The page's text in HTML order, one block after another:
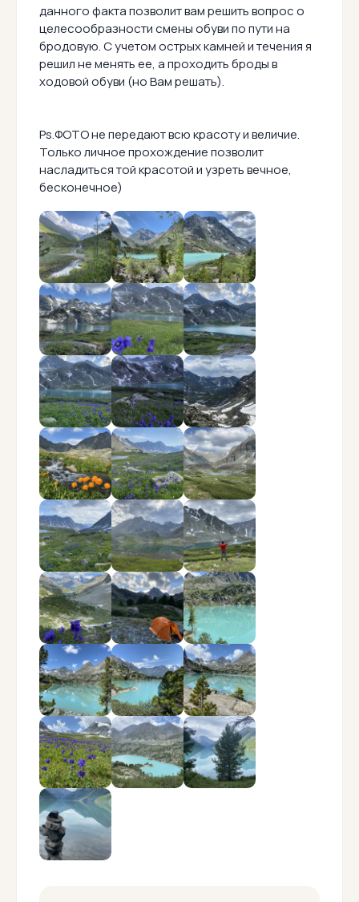
данного факта позволит вам решить вопрос о
целесообразности смены обуви по пути на
бродовую. С учетом острых камней и течения я
решил не менять ее, а проходить броды в
ходовой обуви (но Вам решать).
Ps.ФОТО не передают всю красоту и величие.
Только личное прохождение позволит
насладиться той красотой и узреть вечное,
бесконечное)